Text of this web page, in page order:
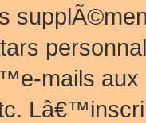
mails